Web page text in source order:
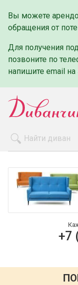
Вы можете
обращения от
Для получения
позвоните по
напишите email на
+7